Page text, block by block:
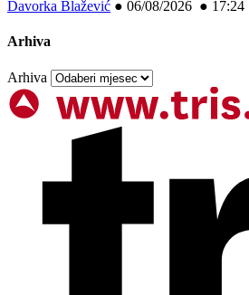
Davorka Blažević ● 06/08/2026 ● 17:24
Arhiva
Arhiva